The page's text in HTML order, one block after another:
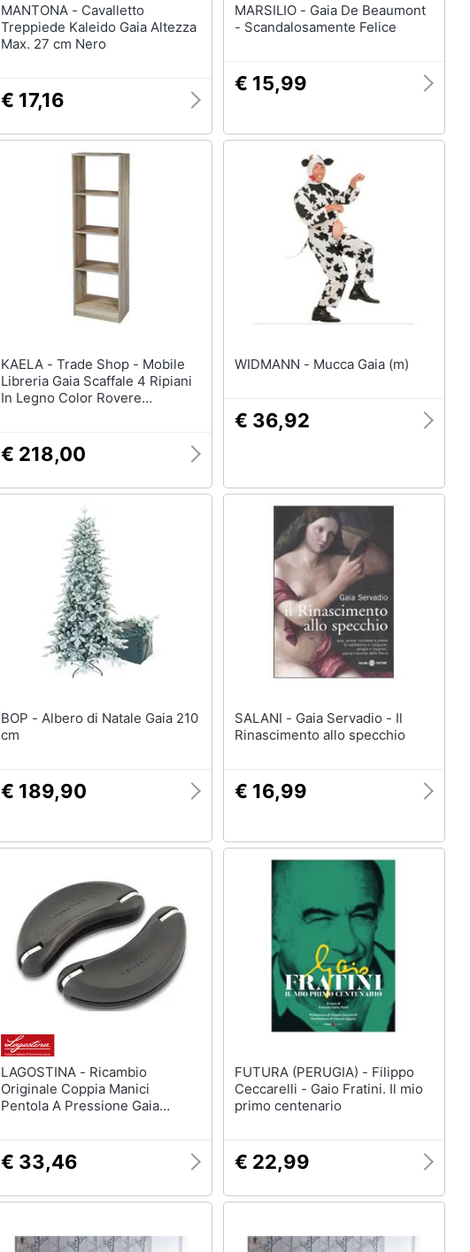
MANTONA - Cavalletto
Treppiede Kaleido Gaia Altezza
Max. 27 cm Nero
€ 17,16
MARSILIO - Gaia De Beaumont
- Scandalosamente Felice
€ 15,99
KAELA - Trade Shop - Mobile
Libreria Gaia Scaffale 4 Ripiani
In Legno Color Rovere
€ 218,00
WIDMANN - Mucca Gaia (m)
€ 36,92
BOP - Albero di Natale Gaia 210
cm
€ 189,90
SALANI - Gaia Servadio - Il
Rinascimento allo specchio
€ 16,99
LAGOSTINA - Ricambio
Originale Coppia Manici
Pentola A Pressione Gaia
€ 33,46
FUTURA (PERUGIA) - Filippo
Ceccarelli - Gaio Fratini. Il mio
primo centenario
€ 22,99